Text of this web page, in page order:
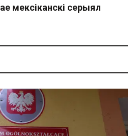
мексіканскі серыял